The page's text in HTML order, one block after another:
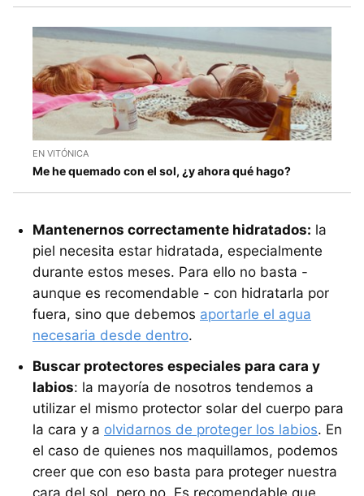
EN VITÓNICA
Me he quemado con el sol, ¿y ahora qué hago?
Mantenernos correctamente hidratados: la
piel necesita estar hidratada, especialmente
durante estos meses. Para ello no basta -
aunque es recomendable - con hidratarla por
fuera, sino que debemos aportarle el agua
necesaria desde dentro.
Buscar protectores especiales para cara y
labios: la mayoría de nosotros tendemos a
utilizar el mismo protector solar del cuerpo para
la cara y a olvidarnos de proteger los labios. En
el caso de quienes nos maquillamos, podemos
creer que con eso basta para proteger nuestra